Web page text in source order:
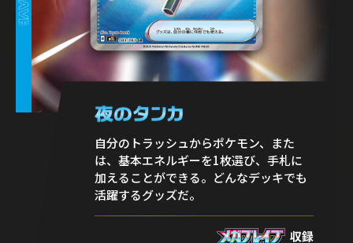
自分のトラッシュからポケモン、また
は、基本エネルギーを1枚選び、手札に
加えることができる。どんなデッキでも
活躍するグッズだ。